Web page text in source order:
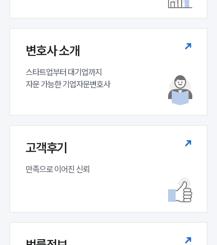
변호사 소개
스타트업부터 대기업까지
자문 가능한 기업자문변호사
고객후기
만족으로 이어진 신뢰